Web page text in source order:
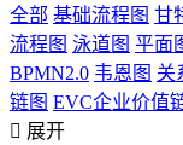
全部 基础流程图 甘
流程图 泳道图 平面
BPMN2.0 韦恩图 关
链图 EVC企业价值
 展开